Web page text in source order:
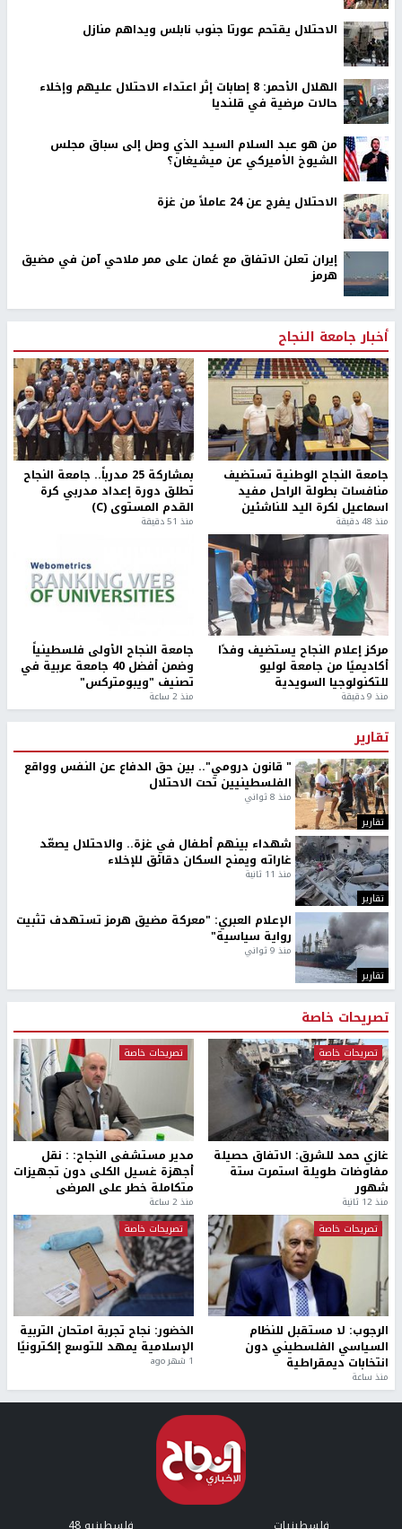
الاحتلال يقتحم عورتا جنوب نابلس ويداهم منازل
الهلال الأحمر: 8 إصابات إثر اعتداء الاحتلال عليهم وإخلاء
حالات مرضية في قلنديا
من هو عبد السلام السيد الذي وصل إلى سباق مجلس
الشيوخ الأميركي عن ميشيغان؟
الاحتلال يفرج عن 24 عاملاً من غزة
إيران تعلن الاتفاق مع عُمان على ممر ملاحي آمن في مضيق
هرمز
أخبار جامعة النجاح
جامعة النجاح الوطنية تستضيف
منافسات بطولة الراحل مفيد
اسماعيل لكرة اليد للناشئين
منذ 48 دقيقة
بمشاركة 25 مدرباً.. جامعة النجاح
تطلق دورة إعداد مدربي كرة
القدم المستوى (C)
منذ 51 دقيقة
مركز إعلام النجاح يستضيف وفدًا
أكاديميًا من جامعة لوليو
للتكنولوجيا السويدية
منذ 9 دقيقة
جامعة النجاح الأولى فلسطينياً
وضمن أفضل 40 جامعة عربية في
تصنيف "ويبومتركس"
منذ 2 ساعة
تقارير
تقارير
" قانون درومي".. بين حق الدفاع عن النفس وواقع
الفلسطينيين تحت الاحتلال
منذ 8 ثواني
تقارير
شهداء بينهم أطفال في غزة.. والاحتلال يصعّد
غاراته ويمنح السكان دقائق للإخلاء
منذ 11 ثانية
تقارير
الإعلام العبري: "معركة مضيق هرمز تستهدف تثبيت
رواية سياسية"
منذ 9 ثواني
تصريحات خاصة
تصريحات خاصة
غازي حمد للشرق: الاتفاق حصيلة
مفاوضات طويلة استمرت ستة
شهور
منذ 12 ثانية
تصريحات خاصة
مدير مستشفى النجاح: : نقل
أجهزة غسيل الكلى دون تجهيزات
متكاملة خطر على المرضى
منذ 2 ساعة
تصريحات خاصة
الرجوب: لا مستقبل للنظام
السياسي الفلسطيني دون
انتخابات ديمقراطية
منذ ساعة
تصريحات خاصة
الخضور: نجاح تجربة امتحان التربية
الإسلامية يمهد للتوسع إلكترونيًا
1 شهر ago